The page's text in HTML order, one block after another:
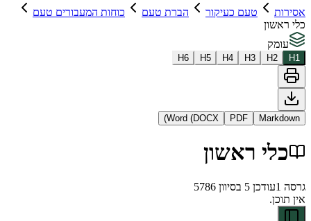
טעם כעיקור
הברת טעם
כוחות המעבורים טעם
H3
H4
H5
H6
PDF
Word (DOCX)
ראשון
5 בסיוון 5786